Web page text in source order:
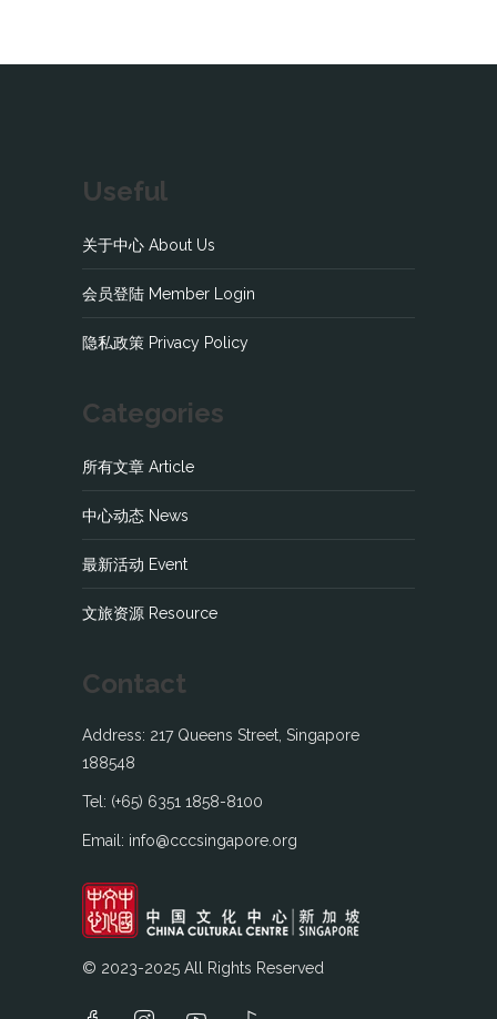
Useful
关于中心 About Us
会员登陆 Member Login
隐私政策 Privacy Policy
Categories
所有文章 Article
中心动态 News
最新活动 Event
文旅资源 Resource
Contact
Address: 217 Queens Street, Singapore
188548
Tel: (+65) 6351 1858-8100
Email: info@cccsingapore.org
© 2023-2025 All Rights Reserved